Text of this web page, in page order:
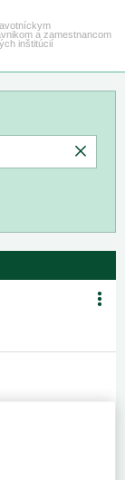
a zamestnancom
inštitúcií
financie na